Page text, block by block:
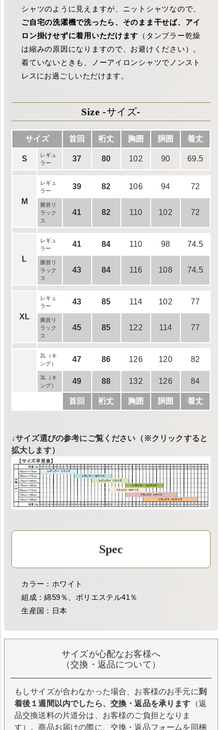
シャツのように見えますが、ニットシャツなので、
ご自宅の洗濯機で洗ったら、そのまま干せば、アイ
ロン掛けせずに着用いただけます （タンブラー乾燥
は縮みの原因になりますので、お避けください）。
着ていないときも、ノーアイロンシャツでノンスト
レスにお過ごしいただけます。
Size -サイズ-
サイズ 首回 裄丈 胸囲 胴囲 着丈
S
レギュ
ラー
37 80 102 90 69.5
M
レギュ
ラー
39 82 106 94 72
腕首リ
ラック
ス
41 82 110 102 72
L
レギュ
ラー
41 84 110 98 74.5
腕首リ
ラック
ス
43 84 116 108 74.5
XL
レギュ
ラー
43 85 114 102 77
腕首リ
ラック
ス
45 85 122 114 77
2L（キ
ング）
47 86 126 120 82
3L（キ
ング）
49 88 132 126 84
首回 裄丈 胸囲 胴囲 着丈
↓サイズ選びの参考にご覧ください（※クリックすると
拡大します）
Spec
カラー：ホワイト
組成：綿59％、ポリエステル41％
生産国：日本
サイズが心配なお客様へ
（交換・返品について）
もしサイズが合わなかった場合、お客様のお手元に到
着後１週間以内でしたら、交換・返品を承ります （返
品交換送料の片道分は、お客様のご負担となりま
す）。商品お届けの際に、交換・返品フォームを同梱